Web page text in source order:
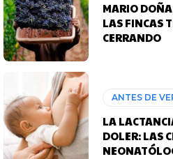
MARIO
LAS FINCAS
CERRANDO
ANTES DE
LA
DOLER: LAS